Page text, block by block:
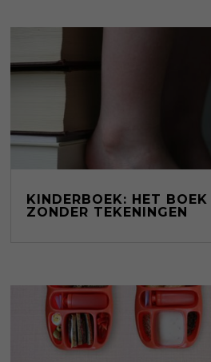
KINDERBOEK: HET BOEK
ZONDER TEKENINGEN